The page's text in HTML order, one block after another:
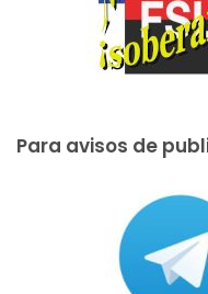
Para avisos de